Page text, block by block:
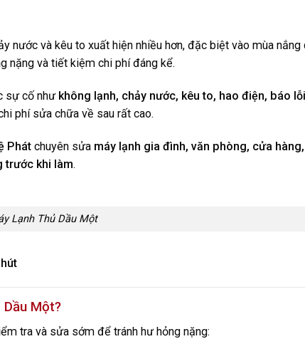
nước và kêu to xuất hiện nhiều hơn, đặc biệt vào mùa nắng
nặng và tiết kiệm chi phí đáng kể.
sự cố như không lạnh, chảy nước, kêu to, hao điện, báo lỗi
phí sửa chữa về sau rất cao.
Phát chuyên sửa máy lạnh gia đình, văn phòng, cửa
trước khi làm.
Lạnh Thủ Dầu Một
Dầu Một?
tra và sửa sớm để tránh hư hỏng nặng: